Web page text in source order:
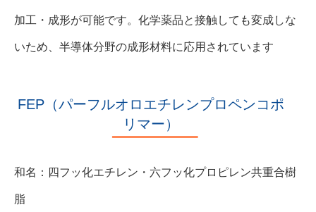
加工・成形が可能です。化学薬品と接触しても変成しな
いため、半導体分野の成形材料に応用されています
FEP（パーフルオロエチレンプロペンコポ
リマー）
和名：四フッ化エチレン・六フッ化プロピレン共重合樹
脂